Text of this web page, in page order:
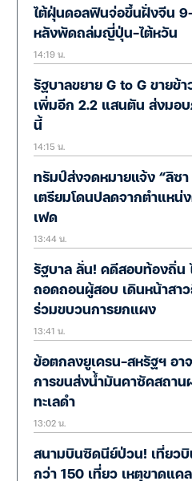
ไต้ฝุ่นดอลฟินจ่อขึ้นฝั่งจีน
หลังพัดถล่มญี่ปุ่น-ไต้หวัน
14:19 น.
รัฐบาลขยาย G to G ขายข้า
เพิ่มอีก 2.2 แสนตัน ส่งมอบ
นี้
14:15 น.
ทรัมป์ส่งจดหมายแจ้ง “ลิซา
เตรียมโดนปลดจากตำแหน่
เฟด
13:44 น.
รัฐบาล ลั่น! คดีสอบท้องถิ่น
ถอดถอนผู้สอบ เดินหน้าสา
ร่วมขบวนการยกแผง
13:41 น.
ข้อตกลงยูเครน-สหรัฐฯ อา
การขนส่งน้ำมันคาซัคสถาน
ทะเลดำ
13:02 น.
สนามบินซิดนีย์ป่วน! เที่ยวบิ
กว่า 150 เที่ยว เหตุขาดแคล